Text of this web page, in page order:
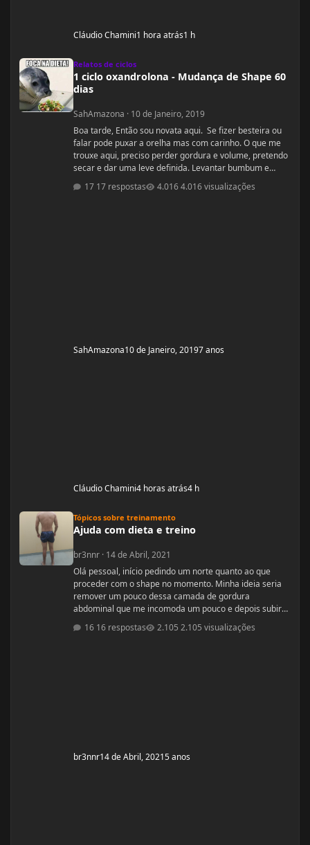
Cláudio Chamini1 hora atrás1 h
Relatos de ciclos
1 ciclo oxandrolona - Mudança de Shape 60
dias
SahAmazona · 10 de Janeiro, 2019
Boa tarde, Então sou novata aqui. Se fizer besteira ou
falar pode puxar a orelha mas com carinho. O que me
trouxe aqui, preciso perder gordura e volume, pretendo
secar e dar uma leve definida. Levantar bumbum e
secar barriguinha, ganha forma nas pernas, costas e
braços, mas nada muito musculoso ou a ponto de
17 respostas 4.016 visualizações
SahAmazona10 de Janeiro, 20197 anos
Cláudio Chamini4 horas atrás4 h
Tópicos sobre treinamento
Ajuda com dieta e treino
br3nnr · 14 de Abril, 2021
Olá pessoal, início pedindo um norte quanto ao que
proceder com o shape no momento. Minha ideia seria
remover um pouco dessa camada de gordura
abdominal que me incomoda um pouco e depois subir
ajudar! Idade: 24 Altura: 187 Peso: 80
16 respostas 2.105 visualizações
br3nnr14 de Abril, 20215 anos